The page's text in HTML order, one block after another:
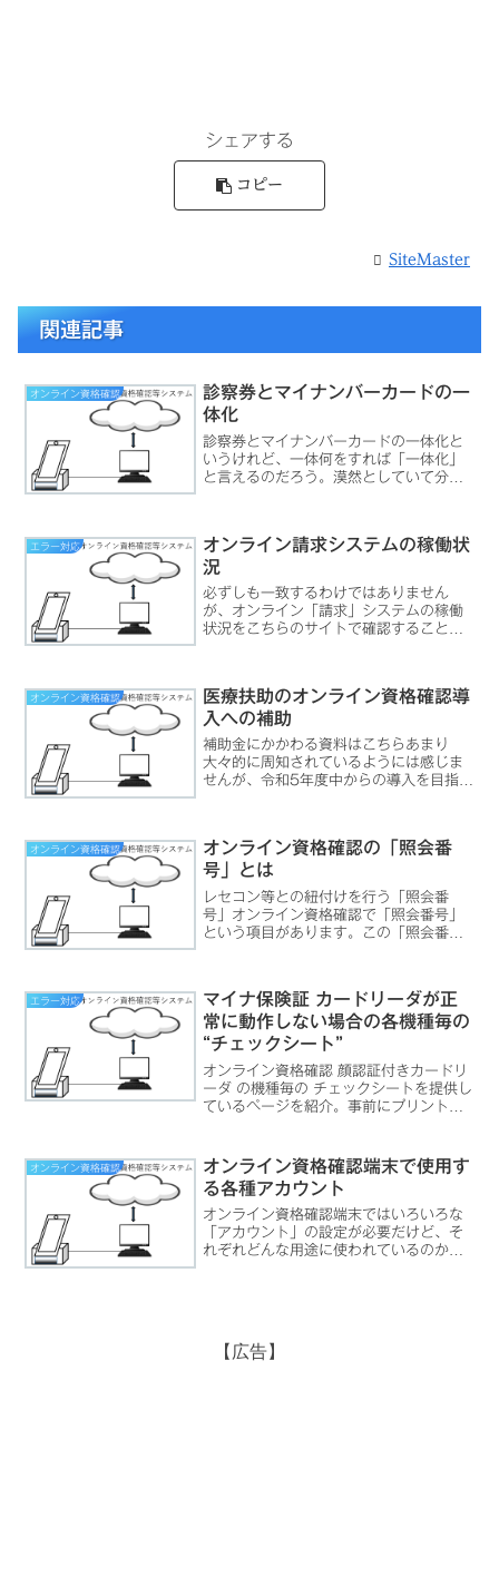
シェアする
コピー
SiteMaster
関連記事
オンライン資格確認
診察券とマイナンバーカードの一
体化
診察券とマイナンバーカードの一体化と
いうけれど、一体何をすれば「一体化」
と言えるのだろう。漠然としていて分か
体化」とは デジタル庁に...
エラー対応
オンライン請求システムの稼働状
況
必ずしも一致するわけではありません
が、オンライン「請求」システムの稼働
状況をこちらのサイトで確認することが
で、オンライン資格確認の動...
オンライン資格確認
医療扶助のオンライン資格確認導
入への補助
補助金にかかわる資料はこちらあまり
大々的に周知されているようには感じま
せんが、令和5年度中からの導入を目指す
補助の内容はこちらに示さ...
オンライン資格確認
オンライン資格確認の「照会番
号」とは
レセコン等との紐付けを行う「照会番
号」オンライン資格確認で「照会番号」
という項目があります。この「照会番
る情報で、主に診察券番号など...
エラー対応
マイナ保険証 カードリーダが正
常に動作しない場合の各機種毎の
“チェックシート”
オンライン資格確認 顔認証付きカードリ
ーダ の機種毎の チェックシートを提供し
ているページを紹介。事前にプリントア
オンライン資格確認
オンライン資格確認端末で使用す
る各種アカウント
オンライン資格確認端末ではいろいろな
「アカウント」の設定が必要だけど、そ
れぞれどんな用途に使われているのかわ
【広告】